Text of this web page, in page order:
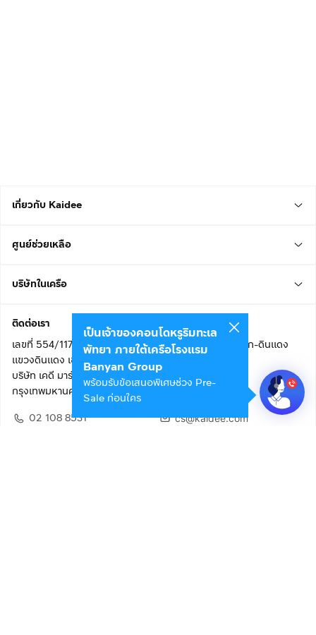
เกี่ยวกับ Kaidee
ศูนย์ช่วยเหลือ
บริษัทในเครือ
ติดต่อเรา
เลขที่ 554/117 อาคารสกายไนน์ เซ็นเตอร์ ชั้น 22 ถนนอโศก-ดินแดง
แขวงดินแดง เขตดินแดง
บริษัท เคดี มาร์เก็ตเพลส จำกัด (สำนักงานใหญ่)
กรุงเทพมหานคร 10400
02 108 8531
cs@kaidee.com
เป็นเจ้าของคอนโดหรูริมทะเล
พัทยา ภายใต้เครือโรงแรม
Banyan Group
พร้อมรับข้อเสนอพิเศษช่วง Pre-
Sale ก่อนใคร